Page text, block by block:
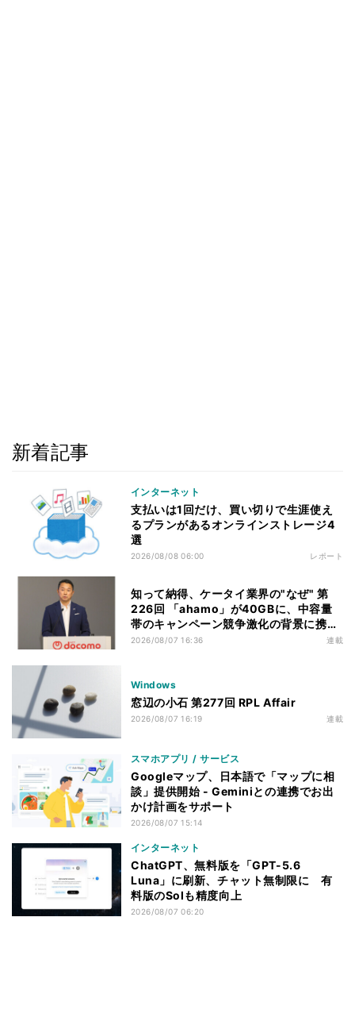
新着記事
インターネット
支払いは1回だけ、買い切りで生涯使え
るプランがあるオンラインストレージ4
選
2026/08/08 06:00 レポート
知って納得、ケータイ業界の"なぜ" 第
226回 「ahamo」が40GBに、中容量
帯のキャンペーン競争激化の背景に携帯
各社の“迷い”あり
2026/08/07 16:36 連載
Windows
窓辺の小石 第277回 RPL Affair
2026/08/07 16:19 連載
スマホアプリ / サービス
Googleマップ、日本語で「マップに相
談」提供開始 - Geminiとの連携でお出
かけ計画をサポート
2026/08/07 15:14
インターネット
ChatGPT、無料版を「GPT-5.6
Luna」に刷新、チャット無制限に 有
料版のSolも精度向上
2026/08/07 06:20